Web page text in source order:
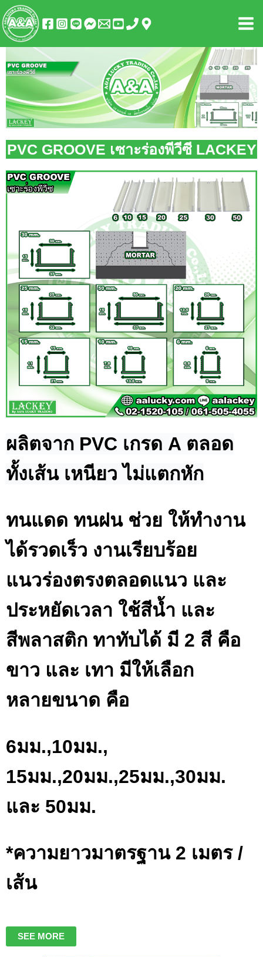
Skip
to
content
PVC GROOVE เซาะร่องพีวีซี LACKEY
ผลิตจาก PVC เกรด A ตลอด
ทั้งเส้น เหนียว ไม่แตกหัก
ทนแดด ทนฝน ช่วย ให้ทํางาน
ได้รวดเร็ว งานเรียบร้อย
แนวร่องตรงตลอดแนว และ
ประหยัดเวลา ใช้สีน้ำ และ
สีพลาสติก ทาทับได้ มี 2 สี คือ
ขาว และ เทา มีให้เลือก
หลายขนาด คือ
6มม.,10มม.,
15มม.,20มม.,25มม.,30มม.
และ 50มม.
*ความยาวมาตรฐาน 2 เมตร /
เส้น
SEE MORE